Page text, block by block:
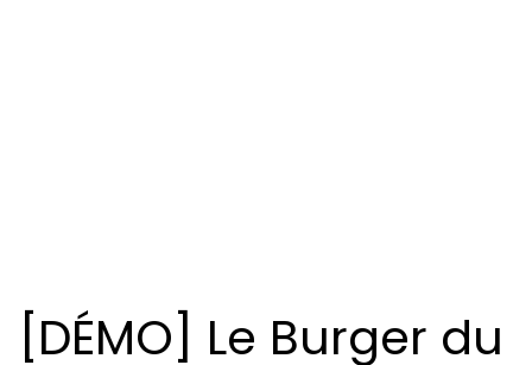
[DÉMO] Le Burger du